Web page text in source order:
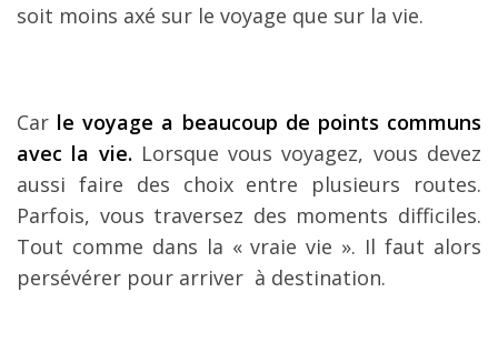
soit moins axé sur le voyage que sur la vie.
Car le voyage a beaucoup de points communs
avec la vie. Lorsque vous voyagez, vous devez
aussi faire des choix entre plusieurs routes.
Parfois, vous traversez des moments difficiles.
Tout comme dans la « vraie vie ». Il faut alors
persévérer pour arriver à destination.